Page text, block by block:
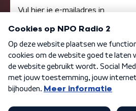
Algemene voorwaarden